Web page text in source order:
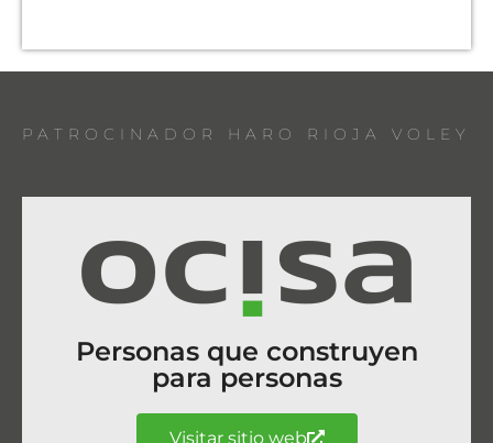
PATROCINADOR HARO RIOJA VOLEY
Personas que construyen
para personas
Visitar sitio web